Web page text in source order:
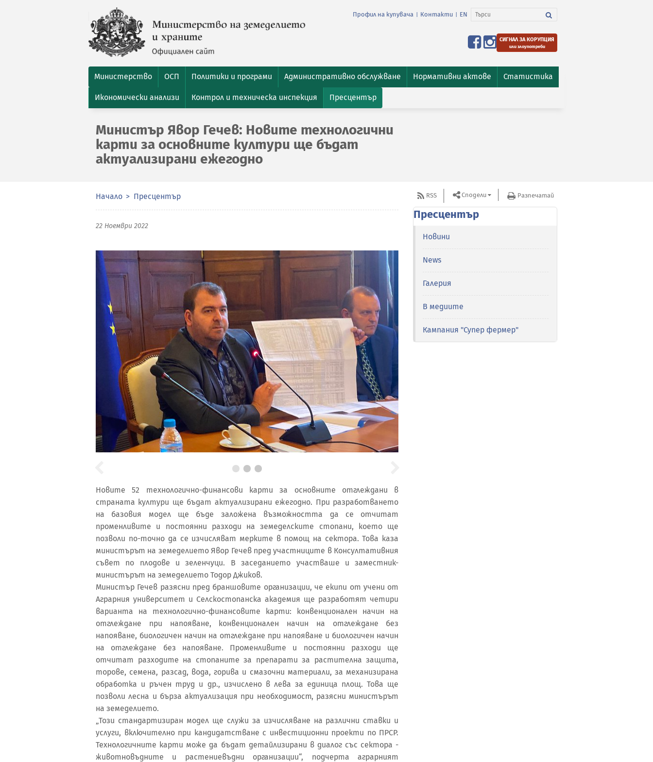
Профил на купувача Контакти EN
СИГНАЛ ЗА КОРУПЦИЯ
или злоупотреби
Министерство ОСП Политики и програми Административно обслужване Нормативни актове Статистика
Икономически анализи Контрол и техническа инспекция Пресцентър
Министър Явор Гечев: Новите технологични
карти за основните култури ще бъдат
актуализирани ежегодно
Начало Пресцентър
22 Ноември 2022
Новите 52 технологично-финансови карти за основните отглеждани в
страната култури ще бъдат актуализирани ежегодно. При разработването
на базовия модел ще бъде заложена възможността да се отчитат
променливите и постоянни разходи на земеделските стопани, което ще
позволи по-точно да се изчисляват мерките в помощ на сектора. Това каза
министърът на земеделието Явор Гечев пред участниците в Консултативния
съвет по плодове и зеленчуци. В заседанието участваше и заместник-
министърът на земеделието Тодор Джиков.
Министър Гечев разясни пред браншовите организации, че екипи от учени от
Аграрния университет и Селскостопанска академия ще разработят четири
варианта на технологично-финансовите карти: конвенционален начин на
отглеждане при напояване, конвенционален начин на отглеждане без
напояване, биологичен начин на отглеждане при напояване и биологичен начин
на отглеждане без напояване. Променливите и постоянни разходи ще
отчитат разходите на стопаните за препарати за растителна защита,
торове, семена, разсад, вода, горива и смазочни материали, за механизирана
обработка и ръчен труд и др., изчислено в лева за единица площ. Това ще
позволи лесна и бърза актуализация при необходимост, разясни министърът
на земеделието.
„Този стандартизиран модел ще служи за изчисляване на различни ставки и
услуги, включително при кандидатстване с инвестиционни проекти по ПРСР.
Технологичните карти може да бъдат детайлизирани в диалог със сектора -
животновъдните и растениевъдни организации“, подчерта аграрният
RSS Сподели Разпечатай
Пресцентър
Новини
News
Галерия
В медиите
Кампания "Супер фермер"